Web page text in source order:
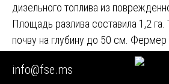
дизельного топлива из
Площадь разлива составила 1,2 га.
почву на глубину до 50 см.
к нефтетранспортной компании о
Судом назначена
info@fse.ms